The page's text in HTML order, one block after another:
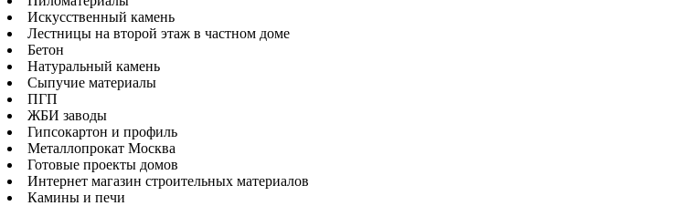
Искусственный камень
Лестницы на второй этаж в частном доме
Бетон
Натуральный камень
Сыпучие материалы
ПГП
ЖБИ заводы
Гипсокартон и профиль
Металлопрокат Москва
Готовые проекты домов
Интернет магазин строительных материалов
Камины и печи